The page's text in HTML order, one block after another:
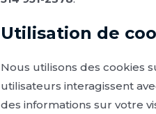
Utilisation de
Nous utilisons des cookies
utilisateurs interagissent
des informations sur votre